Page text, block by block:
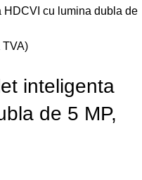
TVA)
inteligenta
de 5 MP,